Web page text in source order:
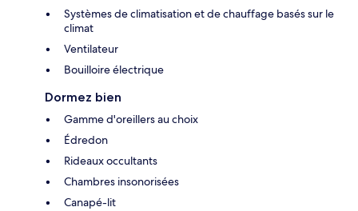
Systèmes de climatisation et de chauffage basés sur le
climat
Ventilateur
Bouilloire électrique
Dormez bien
Gamme d'oreillers au choix
Édredon
Rideaux occultants
Chambres insonorisées
Canapé-lit